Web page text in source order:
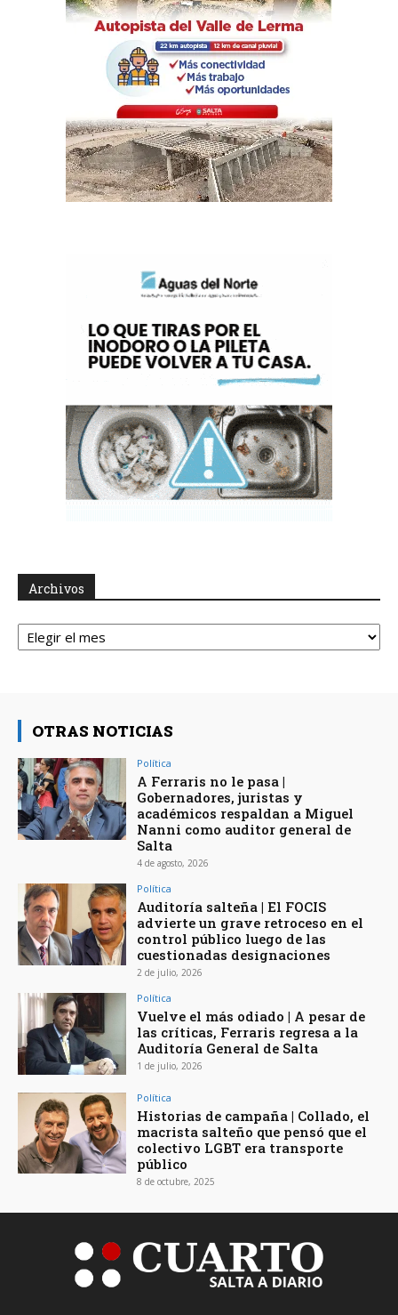
Archivos
Archivos
OTRAS NOTICIAS
Política
A Ferraris no le pasa |
Gobernadores, juristas y
académicos respaldan a Miguel
Nanni como auditor general de
Salta
4 de agosto, 2026
Política
Auditoría salteña | El FOCIS
advierte un grave retroceso en el
control público luego de las
cuestionadas designaciones
2 de julio, 2026
Política
Vuelve el más odiado | A pesar de
las críticas, Ferraris regresa a la
Auditoría General de Salta
1 de julio, 2026
Política
Historias de campaña | Collado, el
macrista salteño que pensó que el
colectivo LGBT era transporte
público
8 de octubre, 2025